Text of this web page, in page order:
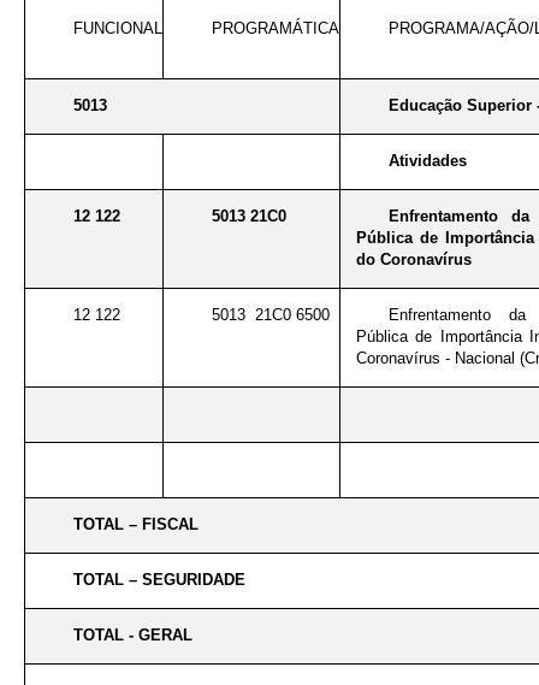
FUNCIONAL PROGRAMÁTICA PROGRAMA/
5013 Educação Superior
Atividades
12 122 5013 21C0
Enfrentamento
Pública de
do Coronavírus
12 122 5013 21C0 6500
Enfrentamento
Pública de Importância
Coronavírus - Nacional
TOTAL – FISCAL
TOTAL – SEGURIDADE
TOTAL - GERAL